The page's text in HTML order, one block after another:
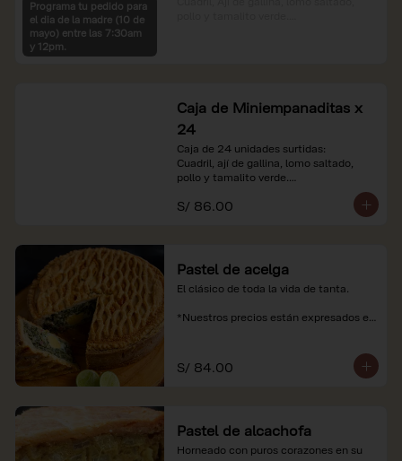
Programa tu pedido para
el dia de la madre (10 de
mayo) entre las 7:30am
y 12pm.
Caja de Miniempanaditas x
24
Caja de 24 unidades surtidas:
Cuadril, ají de gallina, lomo saltado,
pollo y tamalito verde.
*Nuestros precios están expresados en
S/ 86.00
Pastel de acelga
El clásico de toda la vida de tanta.
*Nuestros precios están expresados en
S/ 84.00
Pastel de alcachofa
Horneado con puros corazones en su